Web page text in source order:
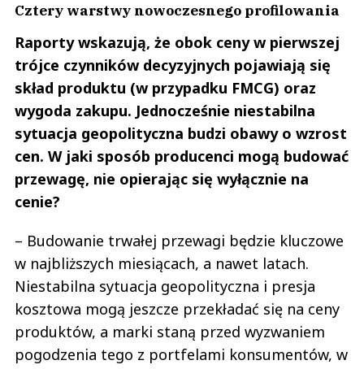
Cztery warstwy nowoczesnego profilowania
Raporty wskazują, że obok ceny w pierwszej
trójce czynników decyzyjnych pojawiają się
skład produktu (w przypadku FMCG) oraz
wygoda zakupu. Jednocześnie niestabilna
sytuacja geopolityczna budzi obawy o wzrost
cen. W jaki sposób producenci mogą budować
przewagę, nie opierając się wyłącznie na
cenie?
– Budowanie trwałej przewagi będzie kluczowe
w najbliższych miesiącach, a nawet latach.
Niestabilna sytuacja geopolityczna i presja
kosztowa mogą jeszcze przekładać się na ceny
produktów, a marki staną przed wyzwaniem
pogodzenia tego z portfelami konsumentów, w